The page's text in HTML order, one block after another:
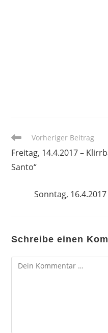
Weitere
ansehen
Vorheriger Beitrag
Freitag, 14.4.2017 –
Santo“
Sonntag,
Schreibe einen
Kommentar